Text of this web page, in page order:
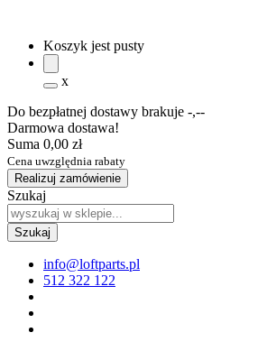
Koszyk jest pusty
x
Do bezpłatnej dostawy brakuje -,--
Darmowa dostawa!
Suma 0,00 zł
Cena uwzględnia rabaty
Realizuj zamówienie
Szukaj
info@loftparts.pl
512 322 122